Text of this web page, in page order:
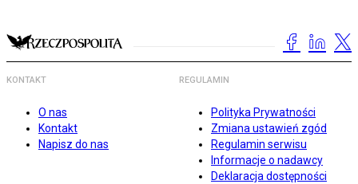
KONTAKT
O nas
Kontakt
Napisz do nas
REGULAMIN
Polityka Prywatności
Zmiana ustawień zgód
Regulamin serwisu
Informacje o nadawcy
Deklaracja dostępności